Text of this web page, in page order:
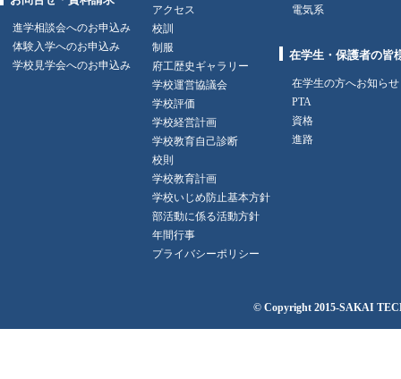
進学相談会へのお申込み
体験入学へのお申込み
学校見学会へのお申込み
アクセス
校訓
制服
府工歴史ギャラリー
学校運営協議会
学校評価
学校経営計画
学校教育自己診断
校則
学校教育計画
学校いじめ防止基本方針
部活動に係る活動方針
年間行事
プライバシーポリシー
電気系
在学生・保護者の皆
在学生の方へお知らせ
PTA
資格
進路
© Copyright 2015-SAKAI